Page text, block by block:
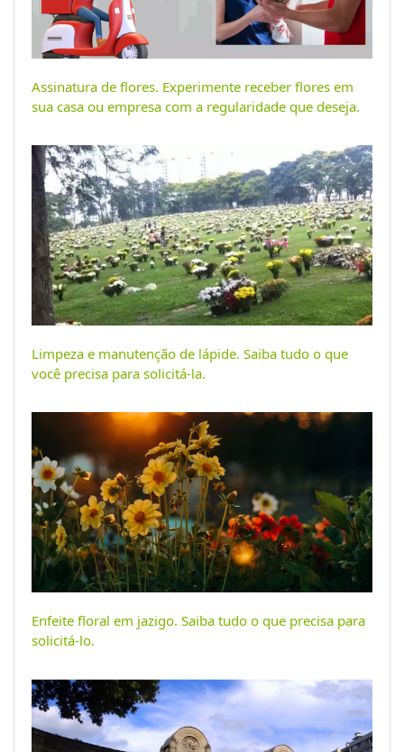
Assinatura de flores. Experimente receber flores em
sua casa ou empresa com a regularidade que deseja.
Limpeza e manutenção de lápide. Saiba tudo o que
você precisa para solicitá-la.
Enfeite floral em jazigo. Saiba tudo o que precisa para
solicitá-lo.